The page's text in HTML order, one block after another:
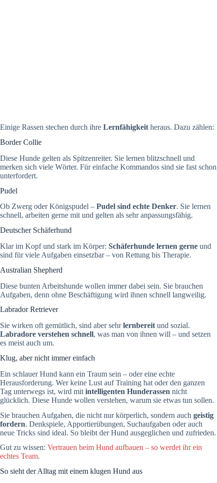
Einige Rassen stechen durch ihre Lernfähigkeit heraus. Dazu zählen:
Border Collie
Diese Hunde gelten als Spitzenreiter. Sie lernen blitzschnell und
merken sich viele Wörter. Für einfache Kommandos sind sie fast schon
unterfordert.
Pudel
Ob Zwerg oder Königspudel – Pudel sind echte Denker. Sie lernen
schnell, arbeiten gerne mit und gelten als sehr anpassungsfähig.
Deutscher Schäferhund
Klar im Kopf und stark im Körper: Schäferhunde lernen gerne und
sind für viele Aufgaben einsetzbar – von Rettung bis Therapie.
Australian Shepherd
Diese bunten Arbeitshunde wollen immer dabei sein. Sie brauchen
Aufgaben, denn ohne Beschäftigung wird ihnen schnell langweilig.
Labrador Retriever
Sie wirken oft gemütlich, sind aber sehrlernbereit und sozial.
Labradore verstehen schnell, was man von ihnen will – und setzen
es meist auch um.
Klug, aber nicht immer einfach
Ein schlauer Hund kann ein Traum sein – oder eine echte
Herausforderung. Wer keine Lust auf Training hat oder den ganzen
Tag unterwegs ist, wird mit intelligenten Hunderassen nicht
glücklich. Diese Hunde wollen verstehen, warum sie etwas tun sollen.
Sie brauchen Aufgaben, die nicht nur körperlich, sondern auch geistig
fordern. Denkspiele, Apportierübungen, Suchaufgaben oder auch
neue Tricks sind ideal. So bleibt der Hund ausgeglichen und zufrieden.
Gut zu wissen: Vertrauen beim Hund aufbauen – so werdet ihr ein
echtes Team.
So sieht der Alltag mit einem klugen Hund aus